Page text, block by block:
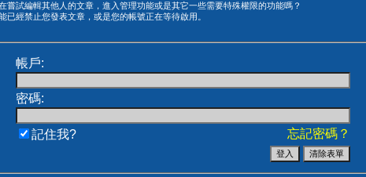
嘗試編輯其他人的文章，進入管理功能或是其它一些需要特殊權限的功能嗎？
已經禁止您發表文章，或是您的帳號正在等待啟用。
帳戶:
密碼:
忘記密碼？
記住我?